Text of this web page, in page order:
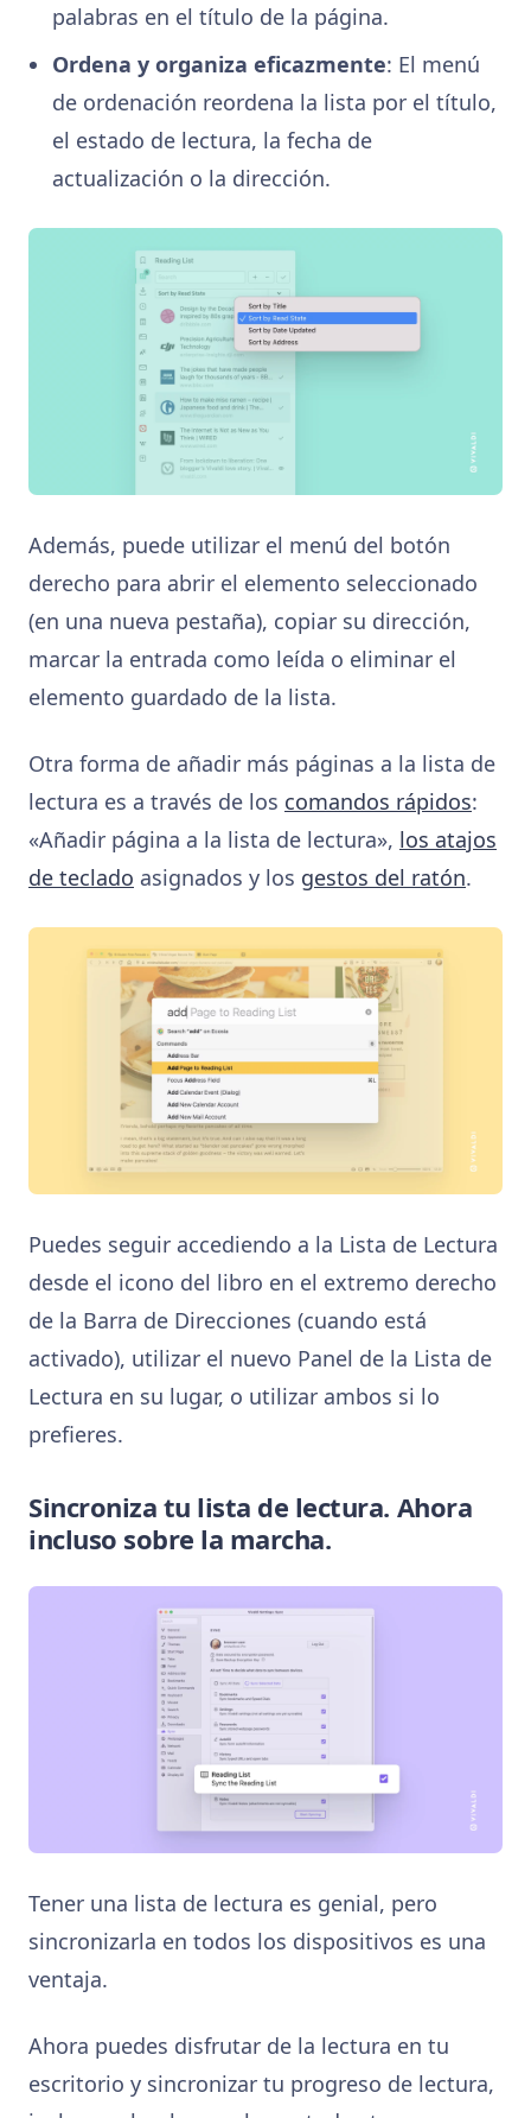
palabras en el título de la página.
Ordena y organiza eficazmente: El menú
de ordenación reordena la lista por el título,
el estado de lectura, la fecha de
actualización o la dirección.
Además, puede utilizar el menú del botón
derecho para abrir el elemento seleccionado
(en una nueva pestaña), copiar su dirección,
marcar la entrada como leída o eliminar el
elemento guardado de la lista.
Otra forma de añadir más páginas a la lista de
lectura es a través de los comandos rápidos:
«Añadir página a la lista de lectura», los atajos
de teclado asignados y los gestos del ratón.
Puedes seguir accediendo a la Lista de Lectura
desde el icono del libro en el extremo derecho
de la Barra de Direcciones (cuando está
activado), utilizar el nuevo Panel de la Lista de
Lectura en su lugar, o utilizar ambos si lo
prefieres.
Sincroniza tu lista de lectura. Ahora
incluso sobre la marcha.
Tener una lista de lectura es genial, pero
sincronizarla en todos los dispositivos es una
ventaja.
Ahora puedes disfrutar de la lectura en tu
escritorio y sincronizar tu progreso de lectura,